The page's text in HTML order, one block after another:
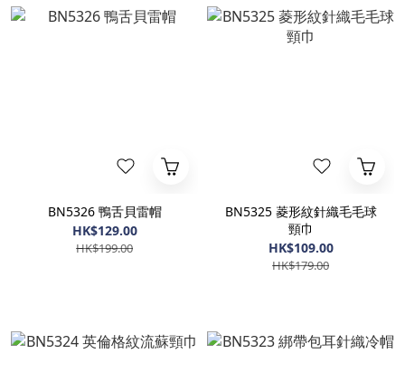
BN5326 鴨舌貝雷帽
HK$129.00
HK$199.00
BN5325 菱形紋針織毛毛球
頸巾
HK$109.00
HK$179.00